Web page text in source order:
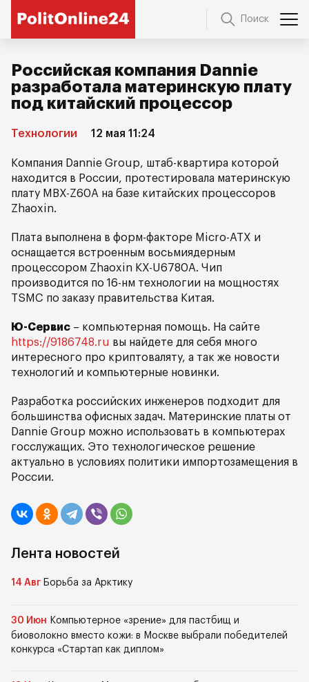
Поиск
Российская компания Dannie
разработала материнскую плату
под китайский процессор
Технологии 12 мая 11:24
Компания Dannie Group, штаб-квартира которой
находится в России, протестировала материнскую
плату MBX-Z60A на базе китайских процессоров
Zhaoxin.
Плата выполнена в форм-факторе Micro-ATX и
оснащается встроенным восьмиядерным
процессором Zhaoxin KX-U6780A. Чип
производится по 16-нм технологии на мощностях
TSMC по заказу правительства Китая.
Ю-Сервис – компьютерная помощь. На сайте
https://9186748.ru вы найдете для себя много
интересного про криптоваляту, а так же новости
технологий и компьютерные новинки.
Разработка российских инженеров подходит для
большинства офисных задач. Материнские платы от
Dannie Group можно использовать в компьютерах
госслужащих. Это технологическое решение
актуально в условиях политики импортозамещения в
России.
Лента новостей
14 Авг Борьба за Арктику
30 Июн Компьютерное «зрение» для пастбищ и
биоволокно вместо кожи: в Москве выбрали победителей
конкурса «Стартап как диплом»